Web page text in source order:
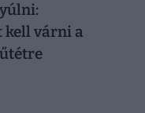
kell várni a